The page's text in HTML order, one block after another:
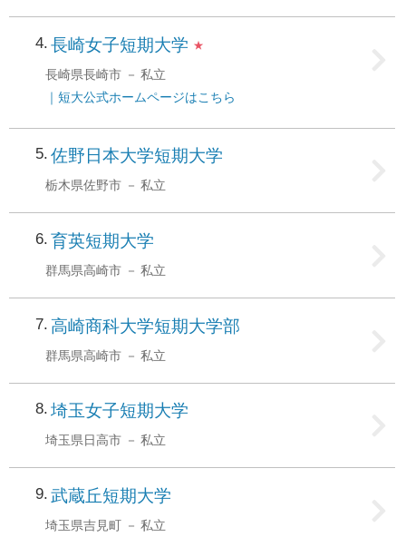
4 長崎女子短期大学 ★
長崎県長崎市
私立
｜ 短大公式ホームページはこちら
5 佐野日本大学短期大学
栃木県佐野市 私立
6 育英短期大学
群馬県高崎市 私立
7 高崎商科大学短期大学部
群馬県高崎市 私立
8 埼玉女子短期大学
埼玉県日高市 私立
9 武蔵丘短期大学
埼玉県吉見町 私立